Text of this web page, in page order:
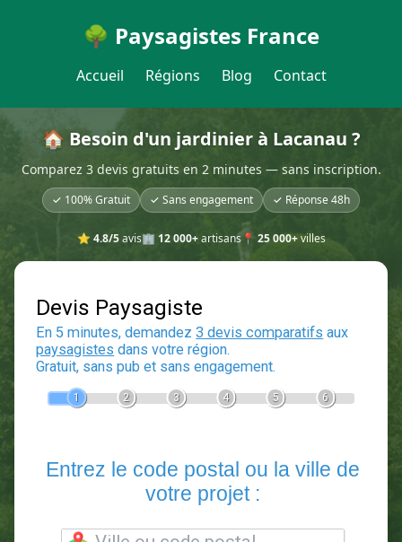
🌳 Paysagistes France
Accueil Régions Blog Contact
🏠 Besoin d'un jardinier à Lacanau ?
Comparez 3 devis gratuits en 2 minutes — sans inscription.
✓ 100% Gratuit ✓ Sans engagement ✓ Réponse 48h
⭐ 4.8/5avis🏢 12 000+artisans📍 25 000+villes
Devis Paysagiste
En 5 minutes, demandez3 devis comparatifs